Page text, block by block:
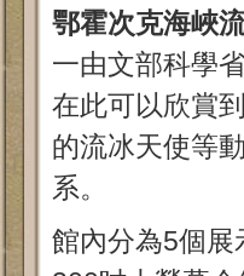
鄂霍次克海峽
一由文部科學
在此可以欣賞
的流冰天使等
系。
館內分為5個展